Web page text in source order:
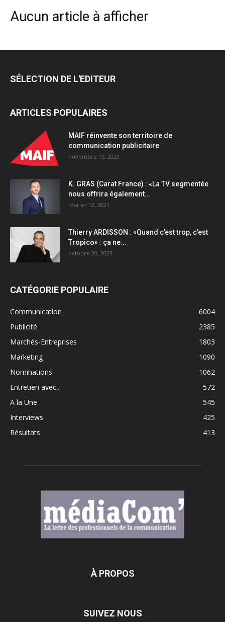
Aucun article à afficher
SÉLECTION DE L'EDITEUR
ARTICLES POPULAIRES
MAIF réinvente son territoire de
communication publicitaire
novembre 15, 2023
K. GRAS (Carat France) : «La TV segmentée
nous offrira également...
février 12, 2021
Thierry ARDISSON : «Quand c’est trop, c’est
Tropico» : ça ne...
octobre 20, 2023
CATÉGORIE POPULAIRE
Communication
6004
Publicité
2385
Marchés-Entreprises
1803
Marketing
1090
Nominations
1062
Entretien avec...
572
A la Une
545
Interviews
425
Résultats
413
À PROPOS
SUIVEZ NOUS